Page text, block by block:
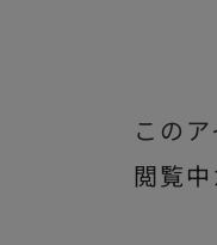
この
閲覧